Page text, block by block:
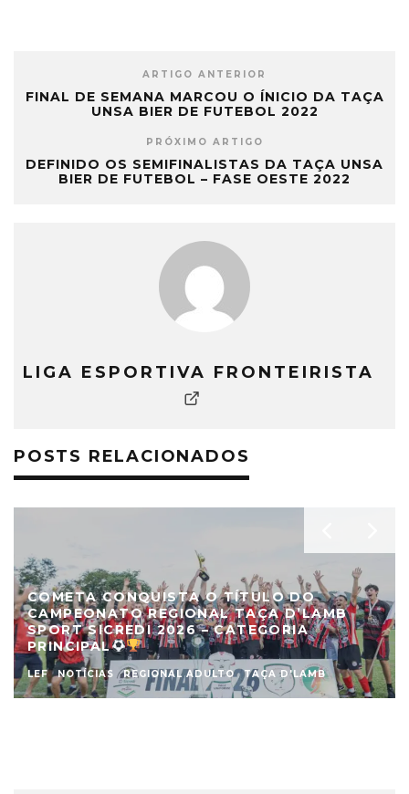
ARTIGO ANTERIOR
FINAL DE SEMANA MARCOU O ÍNICIO DA TAÇA
UNSA BIER DE FUTEBOL 2022
PRÓXIMO ARTIGO
DEFINIDO OS SEMIFINALISTAS DA TAÇA UNSA
BIER DE FUTEBOL – FASE OESTE 2022
LIGA ESPORTIVA FRONTEIRISTA
POSTS RELACIONADOS
COMETA CONQUISTA O TÍTULO DO
CAMPEONATO REGIONAL TAÇA D’LAMB
SPORT SICREDI 2026 – CATEGORIA
PRINCIPAL
LEF NOTÍCIAS REGIONAL ADULTO TAÇA D'LAMB